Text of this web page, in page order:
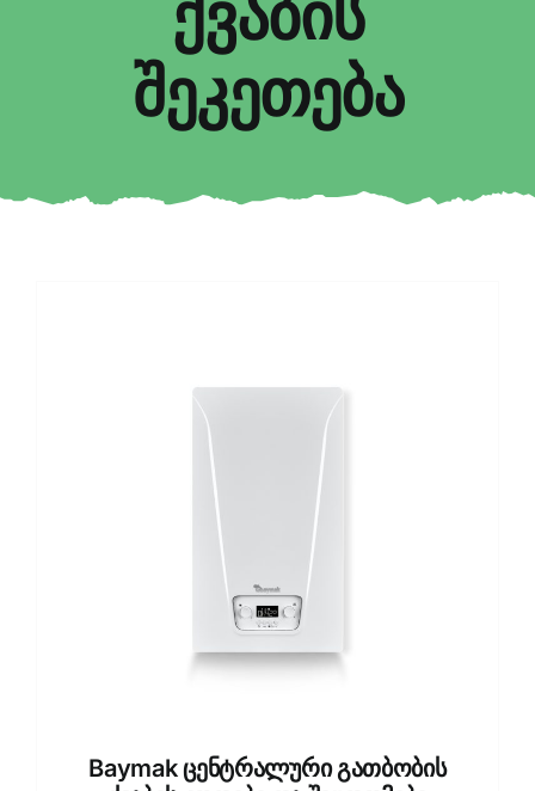
ქვაბის
შეკეთება
Baymak ცენტრალური გათბობის